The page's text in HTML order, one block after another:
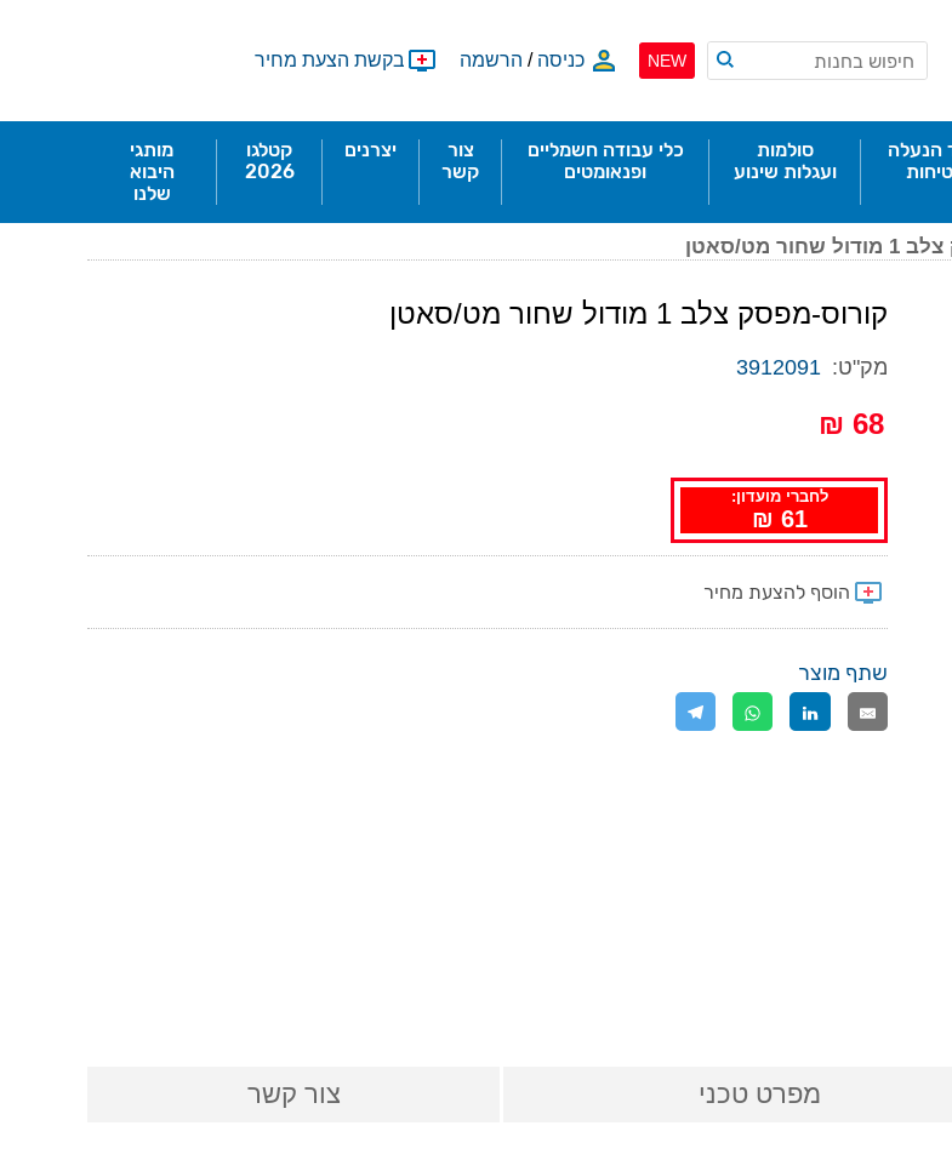
NEW כניסה / הרשמה בקשת הצעת מחיר
הנעלה
סולמות
ועגלות שינוע
כלי עבודה חשמליים
ופנאומטים
צור
קשר
יצרנים
קטלגו
2026
מותגי
היבוא
שלנו
מט/סאטן
קורוס-מפסק צלב 1 מודול שחור מט/סאטן
מק"ט: 3912091
68 ₪
לחברי מועדון:
61 ₪
שתף מוצר
מפרט טכני צור קשר